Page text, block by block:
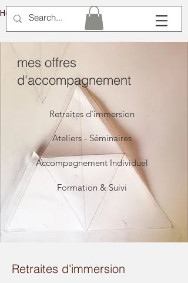
Hélène Lémery
mes offres
d'accompagnement
Ateliers - Séminaires
Retraites d'immersion
Accompagnement Individuel
Formation & Suivi
Retraites d'immersion